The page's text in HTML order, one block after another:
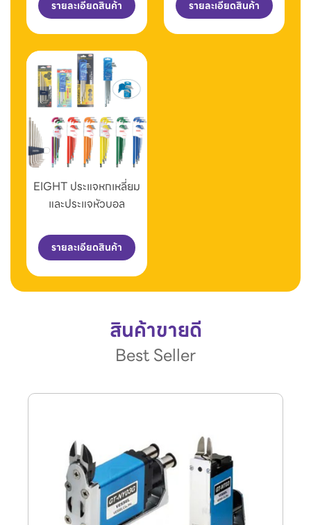
รายละเอียดสินค้า รายละเอียดสินค้า
EIGHT ประแจหกเหลี่ยม
และประแจหัวบอล
รายละเอียดสินค้า
สินค้าขายดี
Best Seller